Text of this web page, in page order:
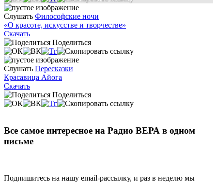
Слушать Философские ночи
«О красоте, искусстве и творчестве»
Скачать
Поделиться
Слушать Пересказки
Красавица Айога
Скачать
Поделиться
Все самое интересное на Радио ВЕРА в одном
письме
Подпишитесь на нашу email-рассылку, и раз в неделю мы